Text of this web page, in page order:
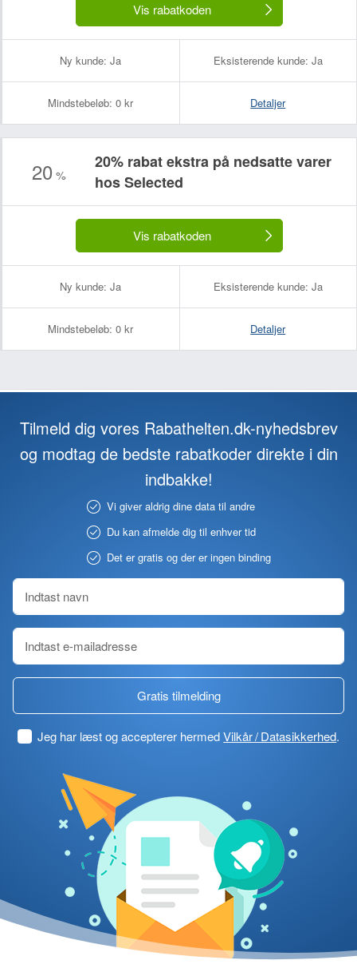
Vis rabatkoden
Ny kunde: Ja Eksisterende kunde: Ja
Mindstebeløb: 0 kr Detaljer
20 %
20% rabat ekstra på nedsatte varer
hos Selected
Vis rabatkoden
Ny kunde: Ja Eksisterende kunde: Ja
Mindstebeløb: 0 kr Detaljer
Tilmeld dig vores Rabathelten.dk-nyhedsbrev
og modtag de bedste rabatkoder direkte i din
indbakke!
Vi giver aldrig dine data til andre
Du kan afmelde dig til enhver tid
Det er gratis og der er ingen binding
Gratis tilmelding
Jeg har læst og accepterer hermedVilkår / Datasikkerhed.